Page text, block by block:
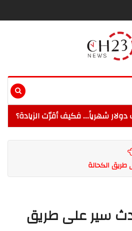
سير على طريق